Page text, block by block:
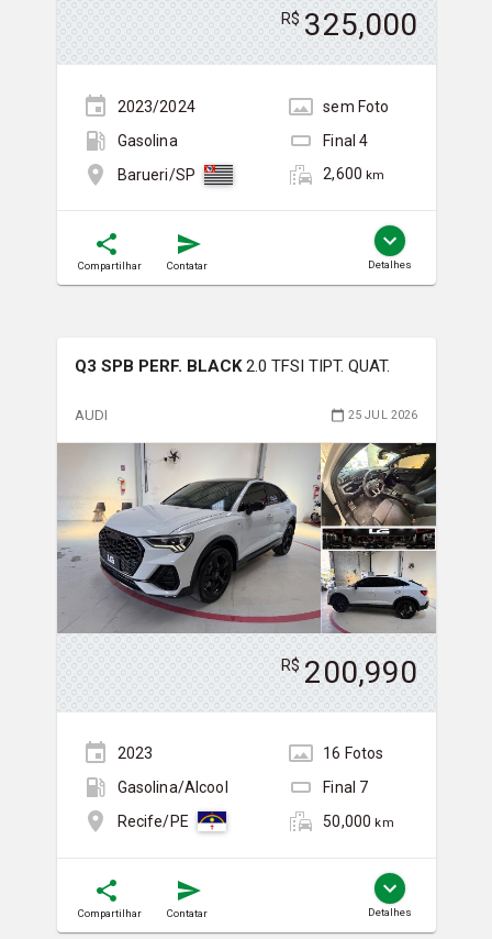
R$ 325,000
2023/2024 sem Foto
Gasolina
Final4
Barueri/SP
2,600 km
Compartilhar Contatar Detalhes
Q3 SPB PERF. BLACK2.0 TFSI TIPT. QUAT.
AUDI 25 JUL 2026
R$ 200,990
2023 16 Fotos
Gasolina/Álcool
Final 7
Recife/PE
50,000 km
Compartilhar Contatar Detalhes